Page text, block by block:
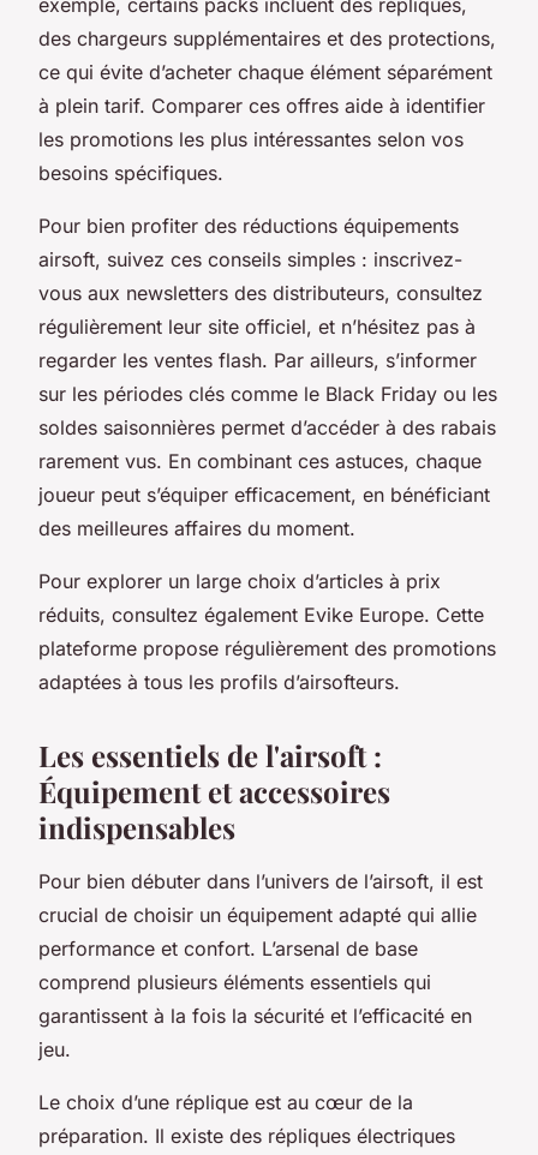
des chargeurs supplémentaires et des protections,
ce qui évite d’acheter chaque élément séparément
à plein tarif. Comparer ces offres aide à identifier
les promotions les plus intéressantes selon vos
besoins spécifiques.
Pour bien profiter des réductions équipements
airsoft, suivez ces conseils simples : inscrivez-
vous aux newsletters des distributeurs, consultez
régulièrement leur site officiel, et n’hésitez pas à
regarder les ventes flash. Par ailleurs, s’informer
sur les périodes clés comme le Black Friday ou les
soldes saisonnières permet d’accéder à des rabais
rarement vus. En combinant ces astuces, chaque
joueur peut s’équiper efficacement, en bénéficiant
des meilleures affaires du moment.
Pour explorer un large choix d’articles à prix
réduits, consultez également Evike Europe. Cette
plateforme propose régulièrement des promotions
adaptées à tous les profils d’airsofteurs.
Les essentiels de l'airsoft :
Équipement et accessoires
indispensables
Pour bien débuter dans l’univers de l’airsoft, il est
crucial de choisir un équipement adapté qui allie
performance et confort. L’arsenal de base
comprend plusieurs éléments essentiels qui
garantissent à la fois la sécurité et l’efficacité en
jeu.
Le choix d’une réplique est au cœur de la
préparation. Il existe des répliques électriques